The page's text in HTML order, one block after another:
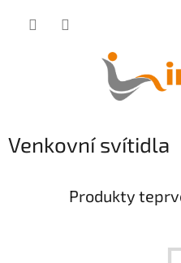
Venkovní svítidla
Produkty